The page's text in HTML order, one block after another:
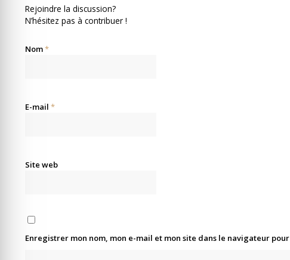
Rejoindre la discussion?
N’hésitez pas à contribuer !
Nom*
E-mail *
Site web
Enregistrer mon nom, mon e-mail et mon site dans le navigateur